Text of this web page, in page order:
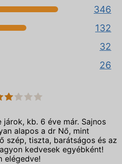
346
132
32
26
járok, kb. 6 éve már. Sajnos
alapos a dr Nő, mint
szép, tiszta, barátságos és az
kedvesek egyébként!
elégedve!